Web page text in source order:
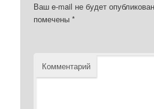
Ваш e-mail не будет
помечены*
Комментарий